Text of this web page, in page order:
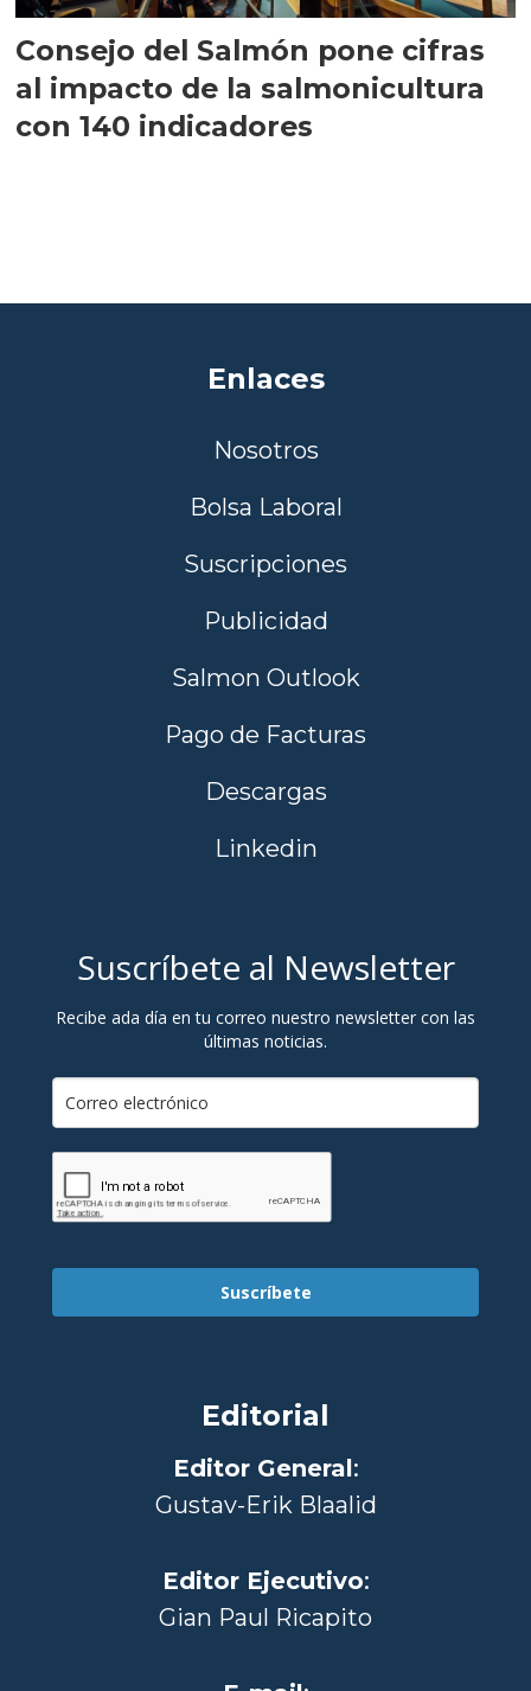
Consejo del Salmón pone cifras
al impacto de la salmonicultura
con 140 indicadores
Enlaces
Nosotros
Bolsa Laboral
Suscripciones
Publicidad
Salmon Outlook
Pago de Facturas
Descargas
Linkedin
Suscríbete al Newsletter
Recibe ada día en tu correo nuestro newsletter con las
últimas noticias.
Suscríbete
Editorial
Editor General :
Gustav-Erik Blaalid
Editor Ejecutivo:
Gian Paul Ricapito